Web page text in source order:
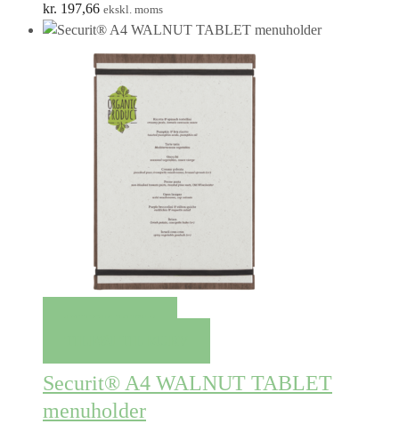
kr. 197,66 ekskl. moms
Securit® A4 WALNUT TABLET
menuholder